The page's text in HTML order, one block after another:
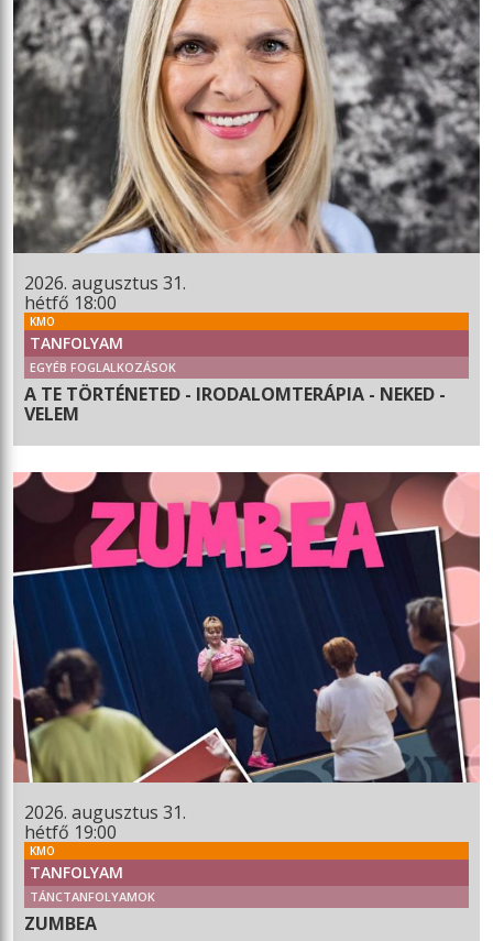
2026. augusztus 31.
hétfő 18:00
KMO
TANFOLYAM
EGYÉB FOGLALKOZÁSOK
A TE TÖRTÉNETED - IRODALOMTERÁPIA - NEKED -
VELEM
2026. augusztus 31.
hétfő 19:00
KMO
TANFOLYAM
TÁNCTANFOLYAMOK
ZUMBEA